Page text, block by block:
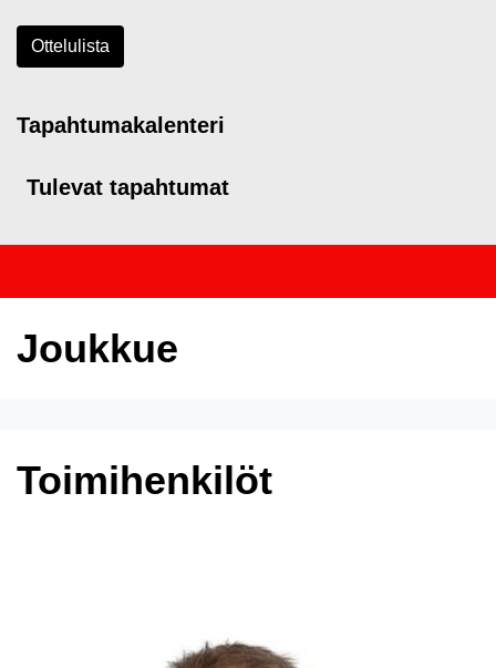
Ottelulista
Tapahtumakalenteri
Tulevat tapahtumat
Joukkue
Toimihenkilöt